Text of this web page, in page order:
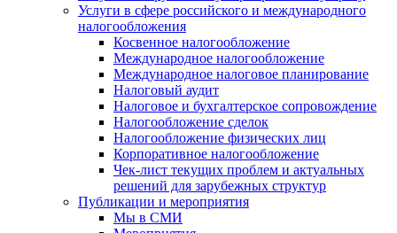
Услуги в сфере российского и международного
налогообложения
Косвенное налогообложение
Международное налогообложение
Международное налоговое планирование
Налоговый аудит
Налоговое и бухгалтерское сопровождение
Налогообложение сделок
Налогообложение физических лиц
Корпоративное налогообложение
Чек-лист текущих проблем и актуальных
решений для зарубежных структур
Публикации и мероприятия
Мы в СМИ